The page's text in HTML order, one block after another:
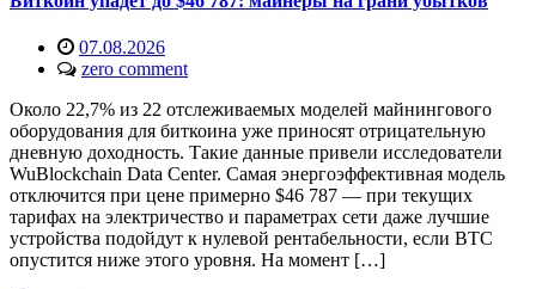
07.08.2026
zero comment
Около 22,7% из 22 отслеживаемых моделей майнингового
оборудования для биткоина уже приносят отрицательную
дневную доходность. Такие данные привели исследователи
WuBlockchain Data Center. Самая энергоэффективная модель
отключится при цене примерно $46 787 — при текущих
тарифах на электричество и параметрах сети даже лучшие
устройства подойдут к нулевой рентабельности, если BTC
опустится ниже этого уровня. На момент […]